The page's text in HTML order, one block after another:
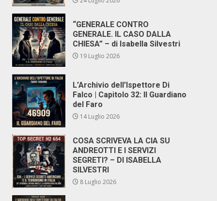
“GENERALE CONTRO
GENERALE. IL CASO DALLA
CHIESA” – di Isabella Silvestri
19 Luglio 2026
L’Archivio dell’Ispettore Di
Falco | Capitolo 32: Il Guardiano
del Faro
14 Luglio 2026
COSA SCRIVEVA LA CIA SU
ANDREOTTI E I SERVIZI
SEGRETI? – DI ISABELLA
SILVESTRI
8 Luglio 2026